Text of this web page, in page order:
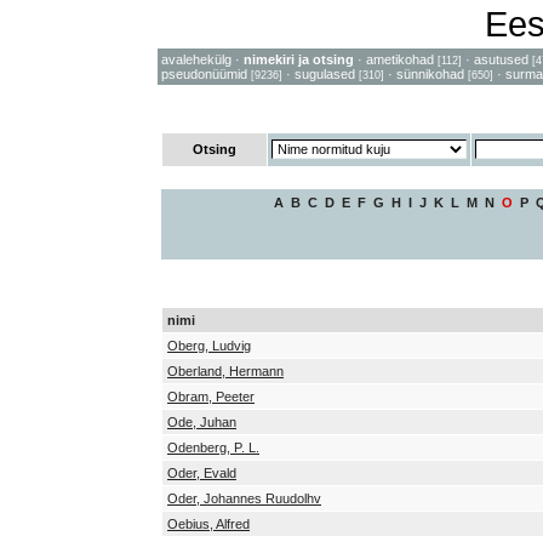
avalehekülg · nimekiri ja otsing · ametikohad [112] · asutused
pseudonüümid [9236] · sugulased [310] · sünnikohad [650] ·
Otsing
A B C D E F G H I J K L M N O P
nimi
Oberg, Ludvig
Oberland, Hermann
Obram, Peeter
Ode, Juhan
Odenberg, P. L.
Oder, Evald
Oder, Johannes Ruudolhv
Oebius, Alfred